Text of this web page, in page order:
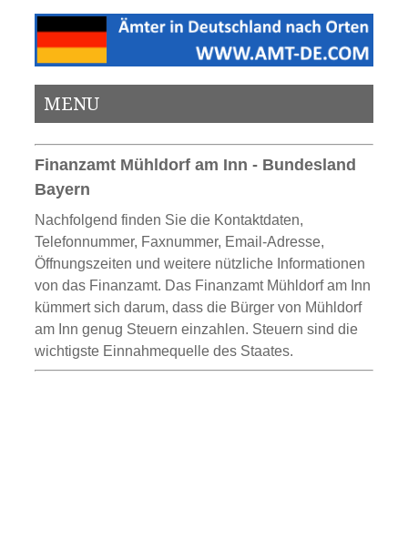
MENU
Finanzamt Mühldorf am Inn - Bundesland
Bayern
Nachfolgend finden Sie die Kontaktdaten,
Telefonnummer, Faxnummer, Email-Adresse,
Öffnungszeiten und weitere nützliche Informationen
von das Finanzamt. Das Finanzamt Mühldorf am Inn
kümmert sich darum, dass die Bürger von Mühldorf
am Inn genug Steuern einzahlen. Steuern sind die
wichtigste Einnahmequelle des Staates.